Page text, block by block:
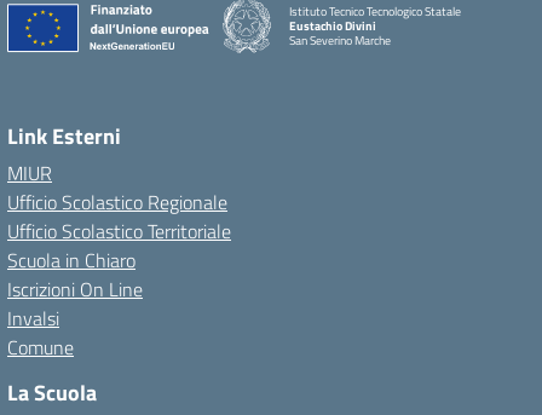
Istituto Tecnico Tecnologico Statale
Eustachio Divini
San Severino Marche
Link Esterni
MIUR
Ufficio Scolastico Regionale
Ufficio Scolastico Territoriale
Scuola in Chiaro
Iscrizioni On Line
Invalsi
Comune
La Scuola